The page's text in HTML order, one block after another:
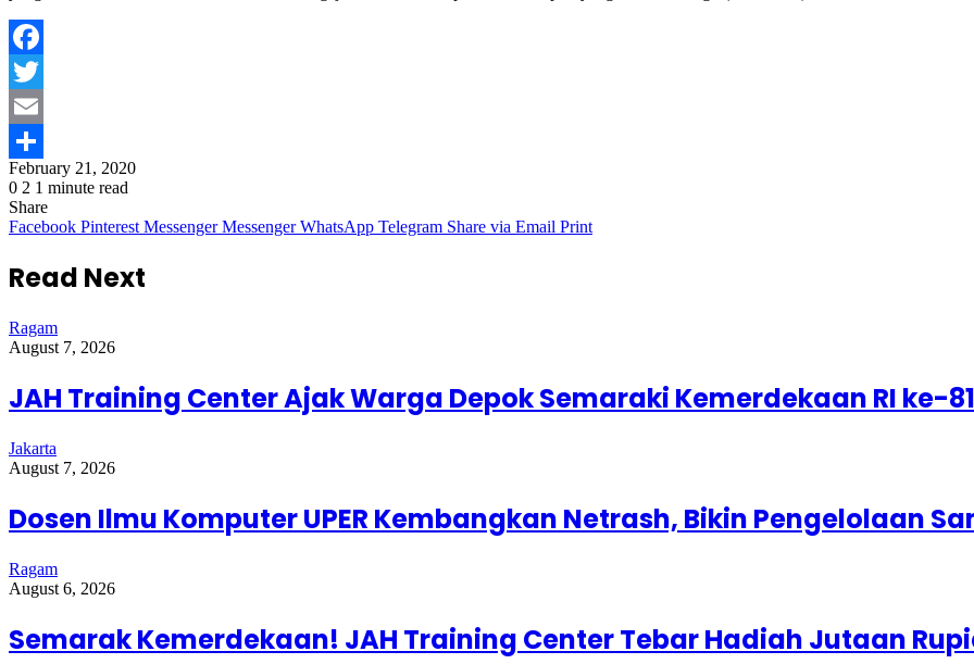
Facebook
Twitter
Email
Share
February 21, 2020
0 2 1 minute read
Share
Facebook Pinterest Messenger Messenger WhatsApp Telegram Share via Email Print
Read Next
Ragam
August 7, 2026
JAH Training Center Ajak Warga Depok Semaraki Kemerdekaan RI ke-81
Jakarta
August 7, 2026
Dosen Ilmu Komputer UPER Kembangkan Netrash, Bikin Pengelolaan
Ragam
August 6, 2026
Semarak Kemerdekaan! JAH Training Center Tebar Hadiah Jutaan